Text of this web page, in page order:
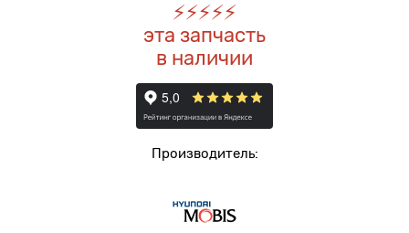
⚡️⚡️⚡️⚡️⚡️
эта запчасть
в наличии
Производитель: